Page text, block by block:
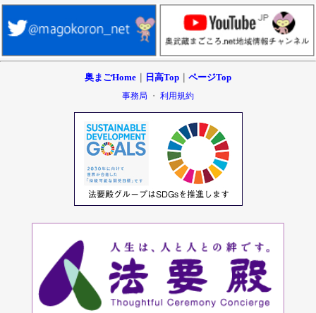
奥まごHome ｜ 日高Top ｜ ページTop
事務局 ・ 利用規約